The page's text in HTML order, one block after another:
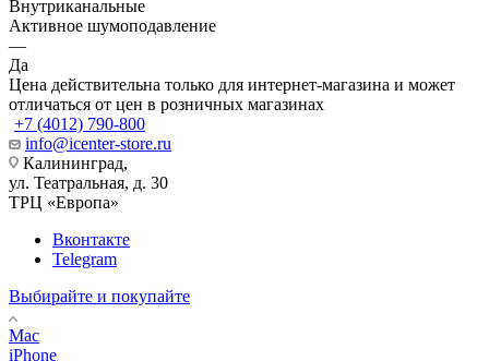
Внутриканальные
Активное шумоподавление
—
Да
Цена действительна только для интернет-магазина и может
отличаться от цен в розничных магазинах
+7 (4012) 790-800
info@icenter-store.ru
Калининград,
ул. Театральная, д. 30
ТРЦ «Европа»
Вконтакте
Telegram
Выбирайте и покупайте
Mac
iPhone